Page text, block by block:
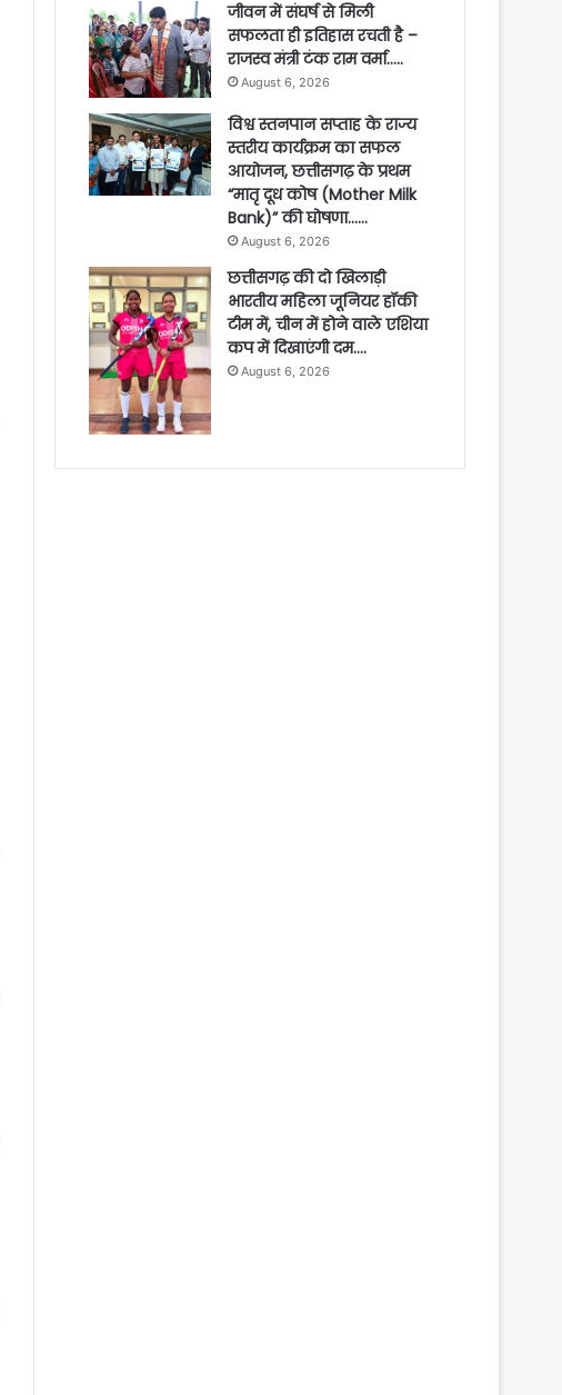
जीवन में संघर्ष से मिली
सफलता ही इतिहास रचती है –
राजस्व मंत्री टंक राम वर्मा…..
August 6, 2026
विश्व स्तनपान सप्ताह के राज्य
स्तरीय कार्यक्रम का सफल
आयोजन, छत्तीसगढ़ के प्रथम
“मातृ दूध कोष (Mother Milk
Bank)” की घोषणा……
August 6, 2026
छत्तीसगढ़ की दो खिलाड़ी
भारतीय महिला जूनियर हॉकी
टीम में, चीन में होने वाले एशिया
कप में दिखाएंगी दम….
August 6, 2026